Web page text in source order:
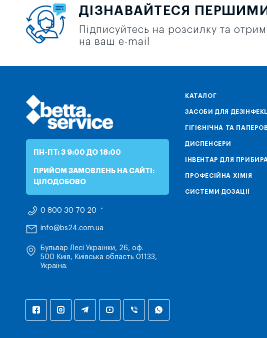
ДІЗНАВАЙТЕСЯ ПЕРШИМИ
Підписуйтесь на розсилку та
на ваш e-mail
ПН-ПТ: З 9:00 ДО 18:00
ПРИЙОМ ЗАМОВЛЕНЬ НА САЙТІ:
ЦІЛОДОБОВО
0 800 30 70 20
info@bs24.com.ua
Бульвар Лесі Українки, 26, оф.
500 Київ, Київська область 01133,
Україна.
КАТАЛОГ
ЗАСОБИ ДЛЯ
ГІГІЄНІЧНА ТА
ДИСПЕНСЕРИ
ІНВЕНТАР ДЛЯ
ПРОФЕСІЙНА ХІМІЯ
СИСТЕМИ ДОЗАЦІЇ